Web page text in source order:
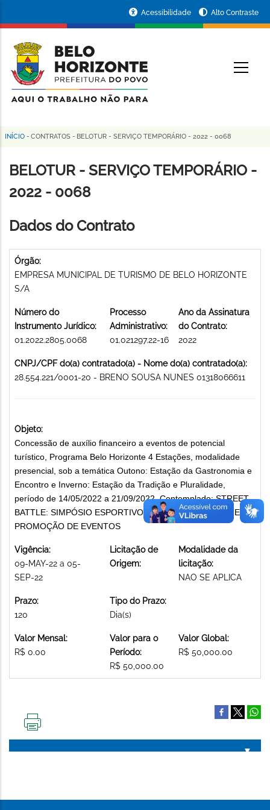
conteúdo
principal
da
Prefeitura
de
Horizonte
Acessibilidade Alto Contraste
Trilha
de
navegação
INÍCIO - CONTRATOS - BELOTUR - SERVIÇO TEMPORÁRIO - 2022 - 0068
BELOTUR - SERVIÇO TEMPORÁRIO -
2022 - 0068
Dados do Contrato
Órgão:
EMPRESA MUNICIPAL DE TURISMO DE BELO HORIZONTE
S/A
Número do
Instrumento Jurídico:
01.2022.2805.0068
Processo
Administrativo:
01.021297.22-16
Ano da Assinatura
do Contrato:
2022
CNPJ/CPF do(a) contratado(a) - Nome do(a) contratado(a):
28.554.221/0001-20 - BRENO SOUSA NUNES 01318066611
Objeto:
Concessão de auxílio financeiro a eventos de potencial
turístico, Programa Belo Horizonte 4 Estações, modalidade
presencial, sob a temática Outono: Estação da Gastronomia e
Encontro e Inverno: Estação da Tradição e Pluralidade,
período de 14/05/2022 a 21/09/2022. Contemplado: STREET
BATTLE: SIMPÓSIO ESPORTIVO E GASTRONOMIA MINEIRA
PROMOÇÃO DE EVENTOS
Vigência:
09-MAY-22 a 05-
SEP-22
Licitação de
Origem:
Modalidade da
licitação:
NAO SE APLICA
Prazo:
120
Tipo do Prazo:
Dia(s)
Valor Mensal:
R$ 0.00
Valor para o
Período:
R$ 50,000.00
Valor Global:
R$ 50,000.00
PÁGINA